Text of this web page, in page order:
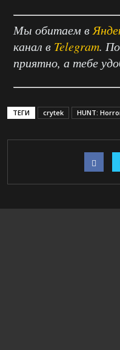
Мы обитаем в
канал в Telegram.
приятно, а тебе
ТЕГИ crytek HUNT: